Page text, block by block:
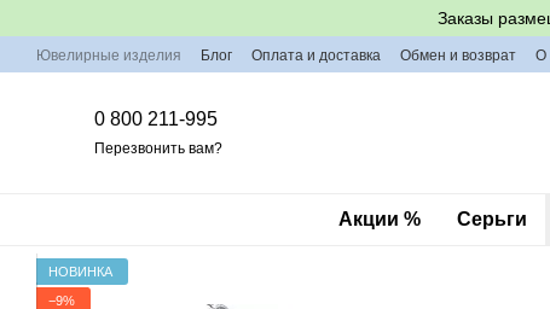
Заказы
Ювелирные изделия Блог Оплата и доставка Обмен и возврат О
0 800 211-995
Перезвонить вам?
Акции % Серьги
НОВИНКА
−9%